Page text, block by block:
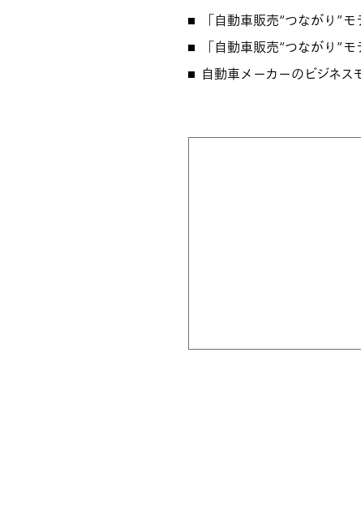
「自動車販売“つながり”
「自動車販売“つながり”
自動車メーカーのビジネ